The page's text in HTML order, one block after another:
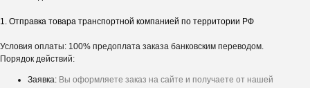
1. Отправка товара транспортной компанией по территории РФ
Условия оплаты: 100% предоплата заказа банковским переводом.
Порядок действий:
Заявка: Вы оформляете заказ на сайте и получаете от нашей